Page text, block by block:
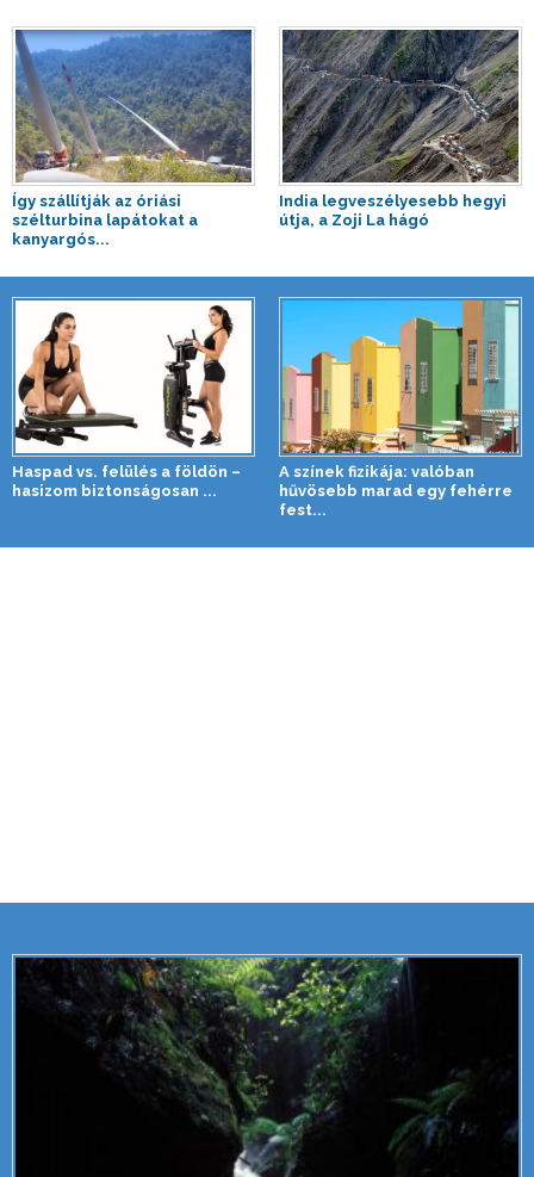
Így szállítják az óriási
szélturbina lapátokat a
kanyargós...
India legveszélyesebb hegyi
útja, a Zoji La hágó
Haspad vs. felülés a földön –
hasizom biztonságosan ...
A színek fizikája: valóban
hűvösebb marad egy fehérre
fest...